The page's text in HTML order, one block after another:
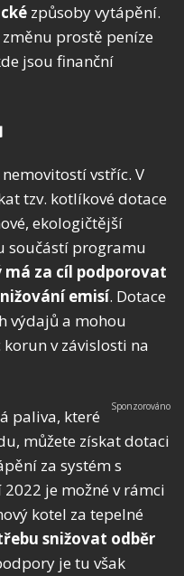
způsoby vytápění.
prostě peníze
jsou finanční
vstříc. V
tzv. kotlíkové dotace
ekologičtější
součástí programu
má za cíl podporovat
emisí. Dotace
výdajů a mohou
v závislosti na
paliva, které
můžete získat dotaci
za systém s
je možné v rámci
kotel za tepelné
snižovat odběr
je tu však